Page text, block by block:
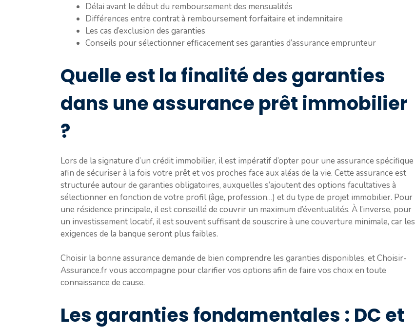
Délai avant le début du remboursement des mensualités
Différences entre contrat à remboursement forfaitaire et indemnitaire
Les cas d’exclusion des garanties
Conseils pour sélectionner efficacement ses garanties d’assurance emprunteur
Quelle est la finalité des garanties
dans une assurance prêt immobilier
?
Lors de la signature d’un crédit immobilier, il est impératif d’opter pour une assurance spécifique
afin de sécuriser à la fois votre prêt et vos proches face aux aléas de la vie. Cette assurance est
structurée autour de garanties obligatoires, auxquelles s’ajoutent des options facultatives à
sélectionner en fonction de votre profil (âge, profession…) et du type de projet immobilier. Pour
une résidence principale, il est conseillé de couvrir un maximum d’éventualités. À l’inverse, pour
un investissement locatif, il est souvent suffisant de souscrire à une couverture minimale, car les
exigences de la banque seront plus faibles.
Choisir la bonne assurance demande de bien comprendre les garanties disponibles, et Choisir-
Assurance.fr vous accompagne pour clarifier vos options afin de faire vos choix en toute
connaissance de cause.
Les garanties fondamentales : DC et